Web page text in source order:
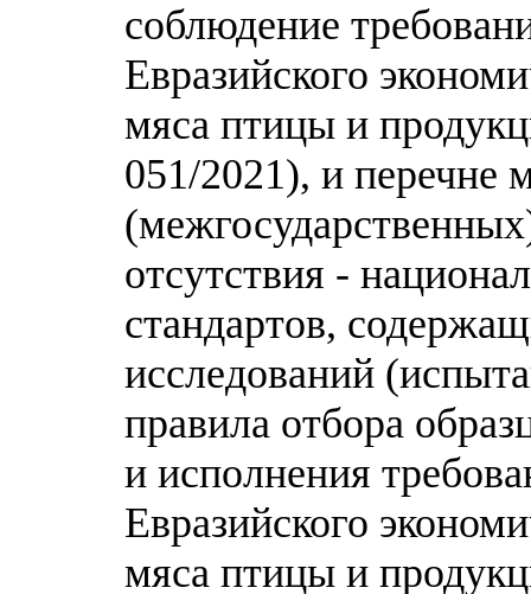
соблюдение
Евразийского
мяса птицы и
051/2021), и перечне
отсутствия -
стандартов,
исследований
правила отбора
и исполнения
Евразийского
мяса птицы и